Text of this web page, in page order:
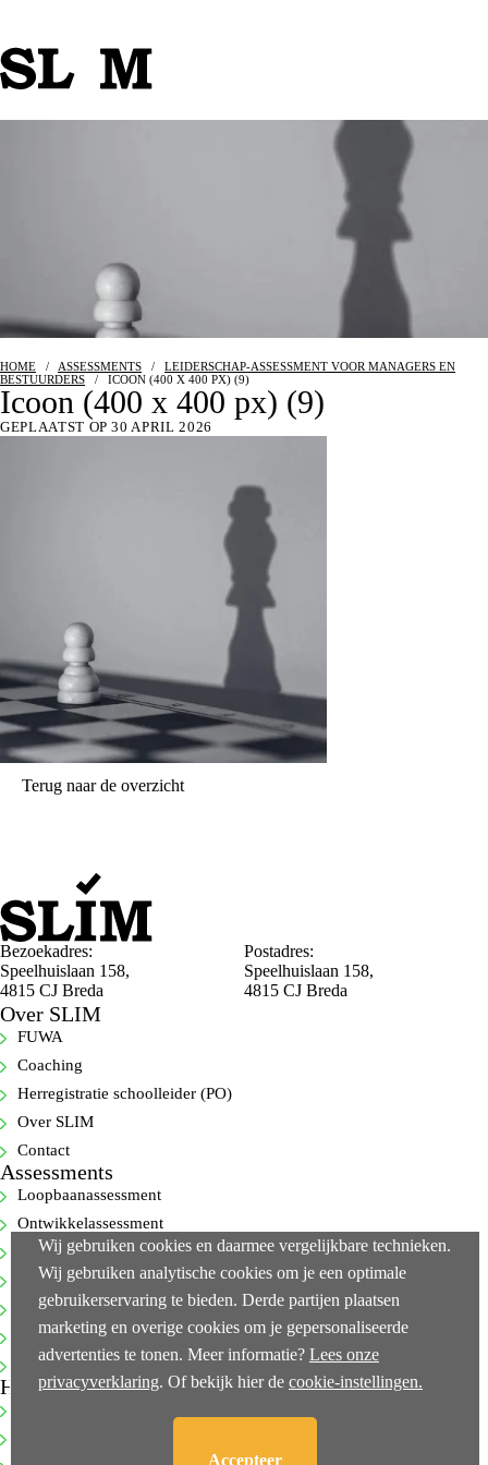
HOME / ASSESSMENTS / LEIDERSCHAP-ASSESSMENT VOOR MANAGERS EN
BESTUURDERS / ICOON (400 X 400 PX) (9)
Icoon (400 x 400 px) (9)
GEPLAATST OP 30 APRIL 2026
Terug naar de overzicht
Bezoekadres:
Speelhuislaan 158,
4815 CJ Breda
Postadres:
Speelhuislaan 158,
4815 CJ Breda
Over SLIM
FUWA
Coaching
Herregistratie schoolleider (PO)
Over SLIM
Contact
Assessments
Loopbaanassessment
Ontwikkelassessment
Selectie-assessment
360-gradenfeedback
Cognitieve capaciteitentest
Executive-assessments
Bekijk alle…
Handige links
Wij gebruiken cookies en daarmee vergelijkbare technieken.
Wij gebruiken analytische cookies om je een optimale
gebruikerservaring te bieden. Derde partijen plaatsen
marketing en overige cookies om je gepersonaliseerde
advertenties te tonen. Meer informatie? Lees onze
privacyverklaring. Of bekijk hier de cookie-instellingen.
Accepteer